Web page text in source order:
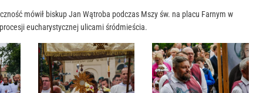
mówił biskup Jan Wątroba podczas Mszy św. na placu Farnym w
eucharystycznej ulicami śródmieścia.